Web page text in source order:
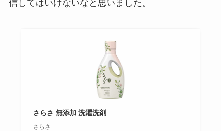
信してはいけないなと思いました。
さらさ 無添加 洗濯洗剤
さらさ